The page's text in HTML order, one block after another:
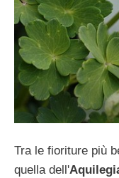
Tra le fioriture più
quella dell'